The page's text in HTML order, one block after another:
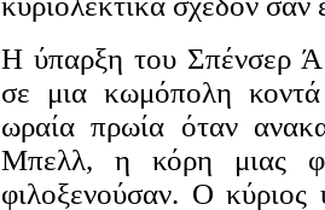
Η ύπαρξη του Σπένσερ
σε μια κωμόπολη
ωραία πρωία όταν
Μπελλ, η κόρη μιας
φιλοξενούσαν. Ο κύριος